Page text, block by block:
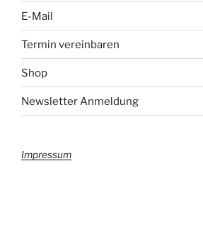
E-Mail
Termin vereinbaren
Shop
Newsletter Anmeldung
Impressum